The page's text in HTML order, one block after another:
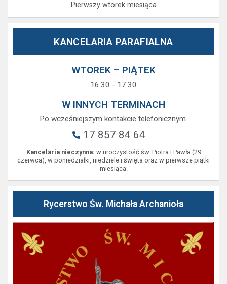
Pierwszy wtorek miesiąca
KANCELARIA PARAFIALNA
WTOREK – PIĄTEK
16.30 - 17.30
W INNYCH TERMINACH
Po wcześniejszym kontakcie telefonicznym.
17 857 84 64
Kancelaria nieczynna: w uroczystość św. Piotra i Pawła (29
czerwca), w poniedziałki, niedziele i święta oraz w pierwsze piątki
miesiąca.
Rycerstwo Św. Michała Archanioła